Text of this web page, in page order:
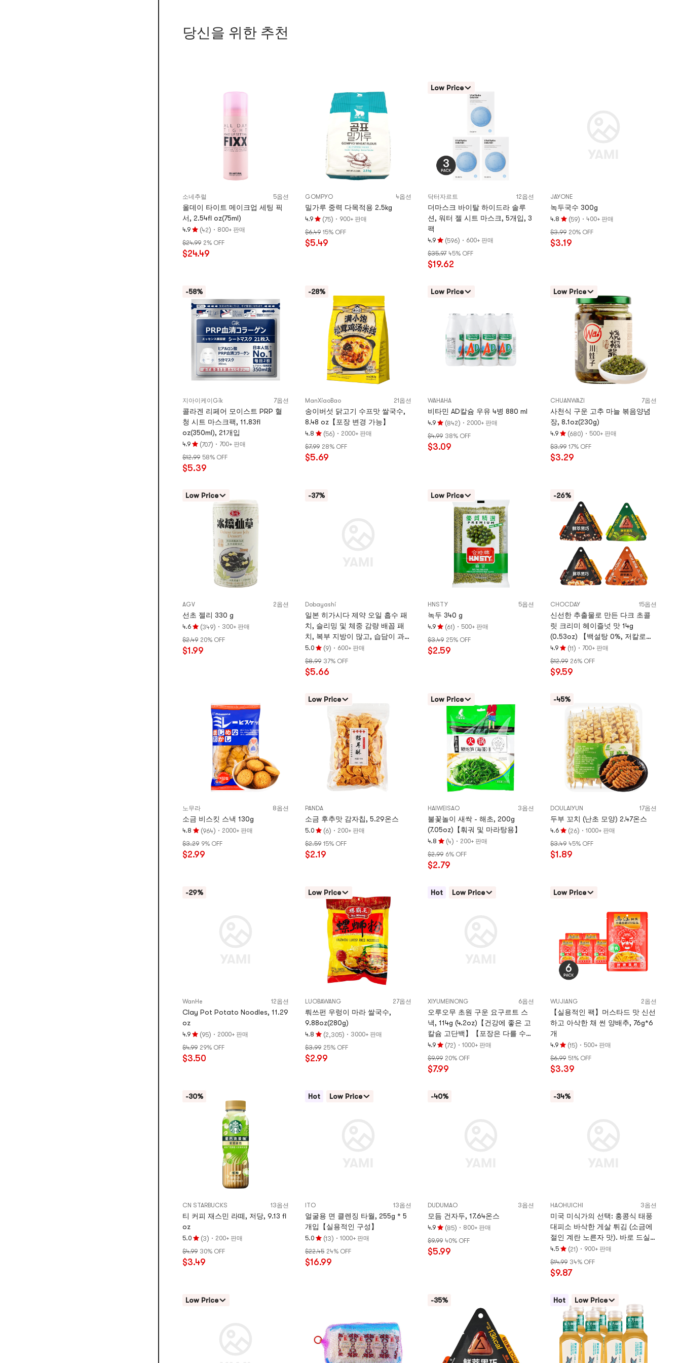
당신을 위한 추천
소네추럴 5옵션
올데이 타이트 메이크업 세팅 픽
서, 2.54fl oz(75ml)
4.9
평
점
4.9
(42) · 800+ 판매
$24.99 2% OFF
$24.49
GOMPYO 4옵션
밀가루 중력 다목적용 2.5kg
4.9
평
점
4.9
(75) · 900+ 판매
$6.49 15% OFF
$5.49
Low Price
닥터자르트 12옵션
더마스크 바이탈 하이드라 솔루
션, 워터 젤 시트 마스크, 5개입, 3
팩
4.9
평
점
4.9
별,
(596) · 600+ 판매
$35.97 45% OFF
$19.62
JAYONE
녹두국수 300g
4.8
평
점
4.8
개
(59) · 400+ 판매
$3.99 20% OFF
$3.19
-58%
지아이케이Gik 7옵션
콜라겐 리페어 모이스트 PRP 혈
청 시트 마스크팩, 11.83fl
oz(350ml), 21개입
4.9
평
점
4.9
별,
(707) · 700+ 판매
$12.99 58% OFF
$5.39
-28%
ManXiaoBao 21옵션
송이버섯 닭고기 수프맛 쌀국수,
8.48 oz【포장 변경 가능】
4.8
평
점
4.8
(56) · 2000+ 판매
$7.99 28% OFF
$5.69
Low Price
WAHAHA
비타민 AD칼슘 우유 4병 880 ml
4.9
평
점
4.9
개
(842) · 2000+ 판매
$4.99 38% OFF
$3.09
Low Price
CHUANWAZI 7옵션
사천식 구운 고추 마늘 볶음양념
장, 8.1oz(230g)
4.9
평
점
4.9
(680) · 500+ 판매
$3.99 17% OFF
$3.29
Low Price
AGV 2옵션
선초 젤리 330 g
4.6
평
점
4.6
(349) · 300+ 판매
$2.49 20% OFF
$1.99
-37%
Dobayashi
일본 히가시다 제약 오일 흡수 패
치, 슬리밍 및 체중 감량 배꼽 패
치, 복부 지방이 많고, 습담이 과다
하며, 비위가 약한 분께 적합 [셀러
브리티 초이스] 허브 오일 흡수 패
치 7개입/박스
5.0
평
점
5.0
별,
(9) · 600+ 판매
$8.99 37% OFF
$5.66
Low Price
HNSTY 5옵션
녹두 340 g
4.9
평
점
4.9
개
(61) · 500+ 판매
$3.49 25% OFF
$2.59
-26%
CHOCDAY 15옵션
신선한 추출물로 만든 다크 초콜
릿 크리미 헤이즐넛 맛 14g
(0.53oz) 【백설탕 0%, 저칼로
리】 【말띠 해】
4.9
평
점
4.9
별,
(11) · 700+ 판매
$12.99 26% OFF
$9.59
노무라 8옵션
소금 비스킷 스낵 130g
4.8
평
점
4.8
(964) · 2000+ 판매
$3.29 9% OFF
$2.99
Low Price
PANDA
소금 후추맛 감자칩, 5.29온스
5.0
평
점
5.0
(6) · 200+ 판매
$2.59 15% OFF
$2.19
Low Price
HAIWEISAO 3옵션
불꽃놀이 새싹 - 해초, 200g
(7.05oz)【훠궈 및 마라탕용】
4.8
평
점
4.8
별,
(4) · 200+ 판매
$2.99 6% OFF
$2.79
-45%
DOULAIYUN 17옵션
두부 꼬치 (난초 모양) 2.47온스
4.6
평
점
4.6
(26) · 1000+ 판매
$3.49 45% OFF
$1.89
-29%
WanHe 12옵션
Clay Pot Potato Noodles, 11.29
oz
4.9
평
점
4.9
(95) · 2000+ 판매
$4.99 29% OFF
$3.50
Low Price
LUOBAWANG 27옵션
뤄쓰펀 우렁이 마라 쌀국수,
9.88oz(280g)
4.8
평
점
4.8
(2,305) · 3000+ 판매
$3.99 25% OFF
$2.99
Hot Low Price
XIYUMEINONG 6옵션
오루오무 초원 구운 요구르트 스
낵, 114g (4.2oz)【건강에 좋은 고
칼슘 고단백】【포장은 다를 수
있습니다】
4.9
평
점
4.9
별,
(72) · 1000+ 판매
$9.99 20% OFF
$7.99
Low Price
WUJIANG 2옵션
【실용적인 팩】머스타드 맛 신선
하고 아삭한 채 썬 양배추, 76g*6
개
4.9
평
점
4.9
별,
(15) · 500+ 판매
$6.99 51% OFF
$3.39
-30%
CN STARBUCKS 13옵션
티 커피 재스민 라떼, 저당, 9.13 fl
oz
5.0
평
점
5.0
(3) · 200+ 판매
$4.99 30% OFF
$3.49
Hot Low Price
ITO 13옵션
얼굴용 면 클렌징 타월, 255g * 5
개입【실용적인 구성】
5.0
평
점
5.0
(13) · 1000+ 판매
$22.45 24% OFF
$16.99
-40%
DUDUMAO 3옵션
모듬 건자두, 17.64온스
4.9
평
점
4.9
(85) · 800+ 판매
$9.99 40% OFF
$5.99
-34%
HAOHUICHI 3옵션
미국 미식가의 선택: 홍콩식 태풍
대피소 바삭한 게살 튀김 (소금에
절인 계란 노른자 맛). 바로 드실
수 있습니다 (80g) [정말 맛있어
요!]
4.5
평
점
4.5
별,
(21) · 900+ 판매
$14.99 34% OFF
$9.87
Low Price -35% Hot Low Price